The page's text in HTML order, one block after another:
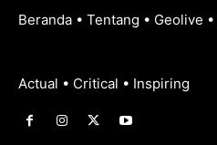
Beranda • Tentang • Geolive •
Actual • Critical • Inspiring